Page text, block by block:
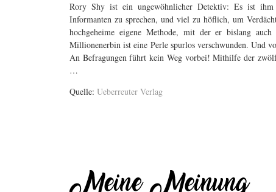
Rory Shy ist ein ungewöhnlicher Detektiv: Es ist
Informanten zu sprechen, und viel zu höflich, um
hochgeheime eigene Methode, mit der er bislang
Millionenerbin ist eine Perle spurlos verschwunden. Und
An Befragungen führt kein Weg vorbei! Mithilfe der
…
Quelle: Ueberreuter Verlag